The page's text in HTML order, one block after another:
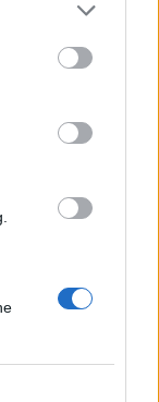
az említett
óta (amióta az
előre jelezte.
sokkal
szerint
óta az